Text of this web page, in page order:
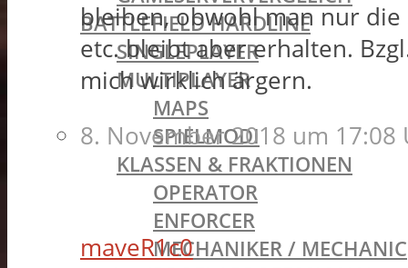
BATTLEFIELD HARDLINE
SINGLEPLAYER
MULTIPLAYER
MAPS
SPIELMODI
KLASSEN & FRAKTIONEN
OPERATOR
ENFORCER
MECHANIKER / MECHANIC
bleiben, obwohl man nur die
etc. bleibt aber erhalten.
mich wirklich ärgern.
8. November 2018 um 17:08
maveR1c0